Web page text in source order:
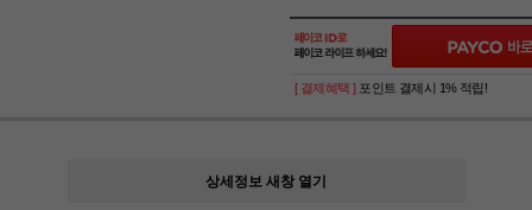
[ 결제혜택 ] 포인트 결제시 1% 적립!
상세정보 새창 열기